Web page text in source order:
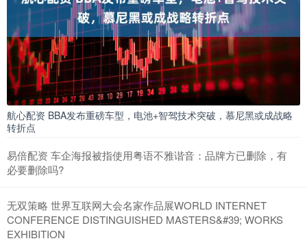
航心配资 BBA发布重磅车型，电池+智驾技术突破，慕尼黑或成战略
转折点
易倍配资 车企海报被指使用粤语不雅谐音：品牌方已删除，有
必要删除吗?
无双策略 世界互联网大会名家作品展WORLD INTERNET
CONFERENCE DISTINGUISHED MASTERS&#39; WORKS
EXHIBITION